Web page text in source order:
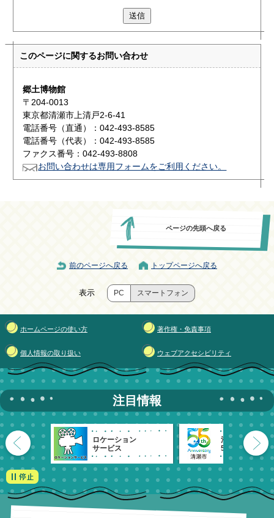
送信
このページに関するお問い合わせ
郷土博物館
〒204-0013
東京都清瀬市上清戸2-6-41
電話番号（直通）：042-493-8585
電話番号（代表）：042-493-8585
ファクス番号：042-493-8808
お問い合わせは専用フォームをご利用ください。
ページの先頭へ戻る
前のページへ戻る トップページへ戻る
表示 PC スマートフォン
ホームページの使い方 著作権・免責事項
個人情報の取り扱い ウェブアクセシビリティ
注目情報
ロケーション
サービス
清瀬市
55周年記念